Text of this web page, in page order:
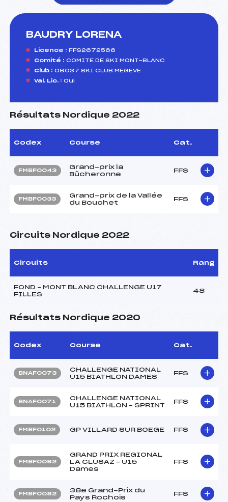
BAUDRY LORENA
Licence : FFS2672566
Comité : COMITE DE SKI MONT-BLANC
Club : 09037 SKI CLUB MEGEVE
Val. Lic. : Oui
Résultats Nordique 2022
Codex Course Cat.
FMBF0043
Grand-prix la
Bûcheronne
FFS
FMBF0033
Grand-prix de la Vallée
du Bouchet
FFS
Circuits Nordique 2022
Circuits Rang
FOND – MONT BLANC CHALLENGE U17
FILLES
48
Résultats Nordique 2020
Codex Course Cat.
BNAF0073
CHALLENGE NATIONAL
U15 BIATHLON DAMES
FFS
BNAF0071
CHALLENGE NATIONAL
U15 BIATHLON – SPRINT
FFS
FMBF0102 GP VILLARD SUR BOEGE FFS
FMBF0092
GRAND PRIX REGIONAL
LA CLUSAZ – U15
Dames
FFS
FMBF0082
38e Grand-Prix du
Pays Rochois
FFS